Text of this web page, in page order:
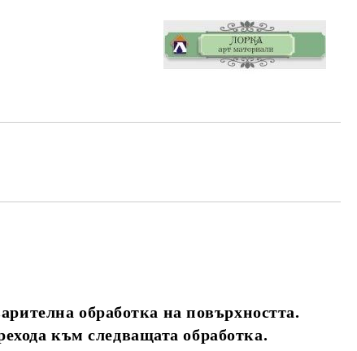
обработка на повърхността.
към следващата обработка.